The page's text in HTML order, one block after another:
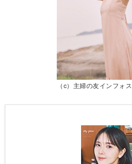
（c）主婦の友インフォス